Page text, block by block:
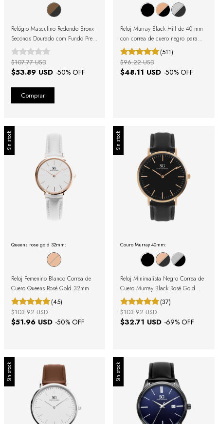
Relógio Masculino Redondo Bronx
Seconds Dourado com Fundo Preto
e Pulseira de Couro Marrom
$53.89 USD -50% OFF
$107.77 USD
Reloj Murray Black Hill de 40 mm
con correa de cuero negro para
hombre
(511)
$48.11 USD -50% OFF
$96.22 USD
Sin stock
Queens rose gold 32mm:
Reloj Femenino Blanco Correa de
Cuero Queens Rosé Gold 32mm
(45)
$51.96 USD -50% OFF
$103.92 USD
Sin stock
Couro Murray 40mm:
Reloj Minimalista Negro Correa de
Cuero Murray Black Rosé Gold
40mm
(37)
$32.71 USD -69% OFF
$103.92 USD
Sin stock Sin stock